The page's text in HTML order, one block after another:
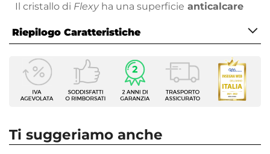
Il cristallo di Flexy ha una superficie anticalcare
Riepilogo Caratteristiche
Caratteristiche
Serie
Flexy
Apertura
Ti suggeriamo anche